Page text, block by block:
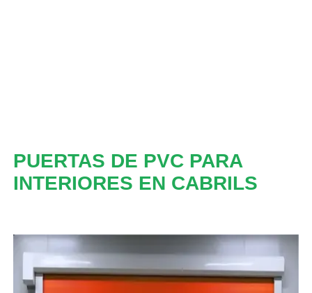
PUERTAS DE PVC PARA
INTERIORES EN CABRILS